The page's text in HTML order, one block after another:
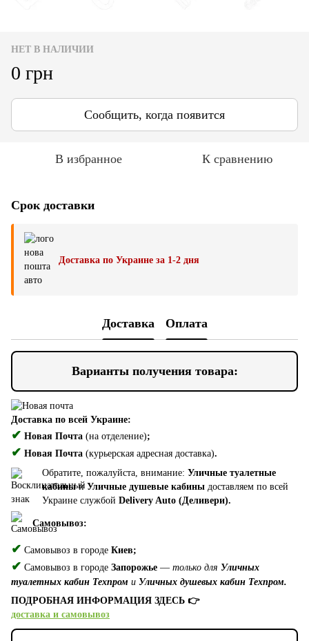
НЕТ В НАЛИЧИИ
0 грн
Сообщить, когда появится
В избранное К сравнению
Срок доставки
Доставка по Украине за 1-2 дня
Доставка Оплата
Варианты получения товара:
Доставка по всей Украине:
✔ Новая Почта (на отделение);
✔ Новая Почта (курьерская адресная доставка).
Обратите, пожалуйста, внимание: Уличные туалетные
кабиныи Уличные душевые кабины доставляем по всей
Украине службой Delivery Auto (Деливери).
Самовывоз:
✔ Самовывоз в городе Киев;
✔ Самовывоз в городе Запорожье — только для Уличных
туалетных кабин Техпром и Уличных душевых кабин Техпром.
ПОДРОБНАЯ ИНФОРМАЦИЯ ЗДЕСЬ 👉
доставка и самовывоз